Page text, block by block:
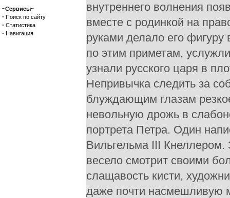
~Сервисы~
· Поиск по сайту
· Статистика
· Навигация
внутреннего волнения
вместе с родинкой на
руками делало его
по этим приметам,
узнали русского царя в
Непривычка следить за
блуждающим глазам
невольную дрожь в
портрета Петра. Один
Вильгельма III
весело смотрит своими
слащавость кисти,
даже почти насмешливую